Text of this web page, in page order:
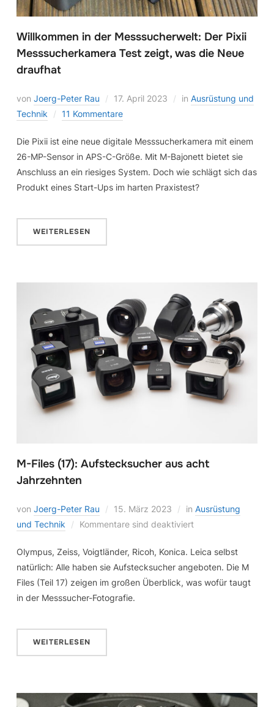
Willkommen in der Messsucherwelt: Der Pixii
Messsucherkamera Test zeigt, was die Neue
draufhat
von Joerg-Peter Rau 17. April 2023 in Ausrüstung und
Technik
11 Kommentare
Die Pixii ist eine neue digitale Messsucherkamera mit einem
26-MP-Sensor in APS-C-Größe. Mit M-Bajonett bietet sie
Anschluss an ein riesiges System. Doch wie schlägt sich das
Produkt eines Start-Ups im harten Praxistest?
WEITERLESEN
M-Files (17): Aufstecksucher aus acht
Jahrzehnten
von Joerg-Peter Rau 15. März 2023 in Ausrüstung
und Technik
Kommentare sind deaktiviert
Olympus, Zeiss, Voigtländer, Ricoh, Konica. Leica selbst
natürlich: Alle haben sie Aufstecksucher angeboten. Die M
Files (Teil 17) zeigen im großen Überblick, was wofür taugt
in der Messsucher-Fotografie.
WEITERLESEN